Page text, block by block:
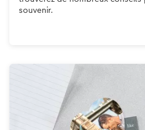
souvenir.